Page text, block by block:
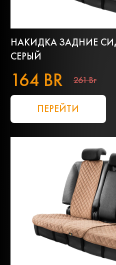
НАКИДКА ЗАДНИЕ
СЕРЫЙ
164 BR 261 Br
ПЕРЕЙТИ